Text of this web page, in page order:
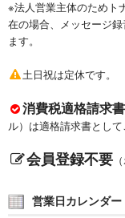
※法人営業主体のためト
在の場合、メッセージ
ます。
土日祝は定休です。
消費税適格請求書
ル）は適格請求書とし
会員登録不要
営業日カレンダー